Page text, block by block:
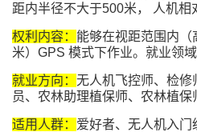
距内半径不大于500米， 人机相
权利内容： 能够在视距范围内
米）GPS 模式下作业。就业领
就业方向： 无人机飞控师、检修
员、农林助理植保师、农林植保
适用人群： 爱好者、无人机入